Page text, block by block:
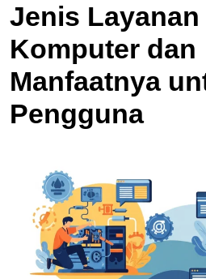
Jenis
Komputer dan
Manfaatnya
Pengguna